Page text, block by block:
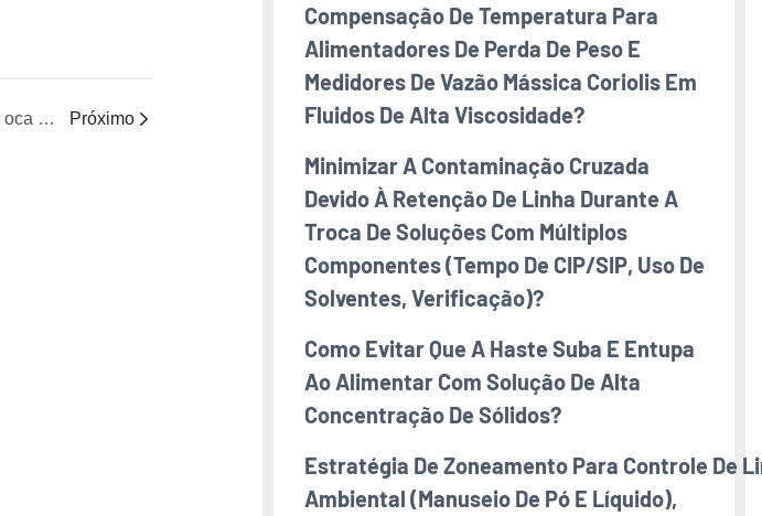
Características da fieira de fibra oca Trustech FCT Gen-5 Próximo
Compensação De Temperatura Para
Alimentadores De Perda De Peso E
Medidores De Vazão Mássica Coriolis Em
Fluidos De Alta Viscosidade?
Minimizar A Contaminação Cruzada
Devido À Retenção De Linha Durante A
Troca De Soluções Com Múltiplos
Componentes (tempo De CIP/SIP, Uso De
Solventes, Verificação)?
Como Evitar Que A Haste Suba E Entupa
Ao Alimentar Com Solução De Alta
Concentração De Sólidos?
Estratégia De Zoneamento Para Controle De
Ambiental (manuseio De Pó E Líquido),